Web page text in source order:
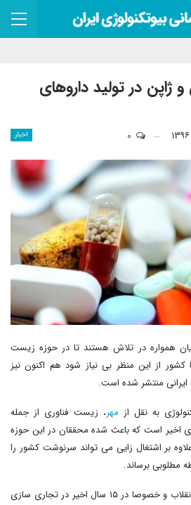
ژاپن در تولید داروهای
اخبار
همواره در تلاش هستند تا در حوزه زیست
کشور از این منظر بی نیاز شود هم اکنون نیز
به نقل از مهر، زیست فناوری از جمله
اخیر است که باعث شده محققان در این حوزه
بر اشتغال زایی می تواند سرنوشت کشور را
مطلوبی برساند.
زیست فناوری در ایران بعد از انقلاب و خصوصا در ۱۵ سال اخیر در تجاری سازی